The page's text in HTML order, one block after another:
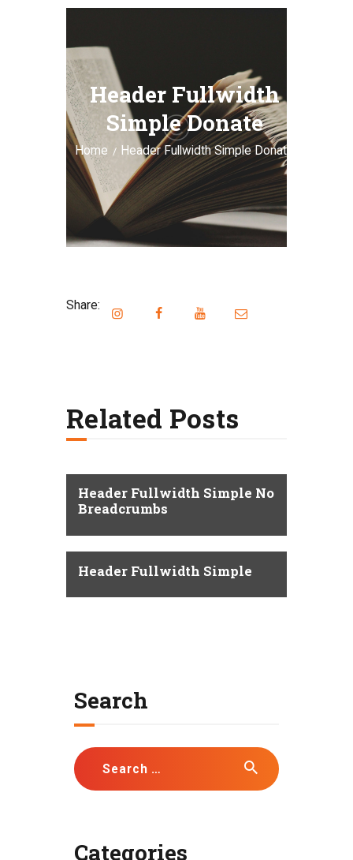
Header Fullwidth
Simple Donate
Home Header Fullwidth Simple Donate
Share:
Related Posts
Header Fullwidth Simple No
Breadcrumbs
Header Fullwidth Simple
Search
Search
for:
Categories